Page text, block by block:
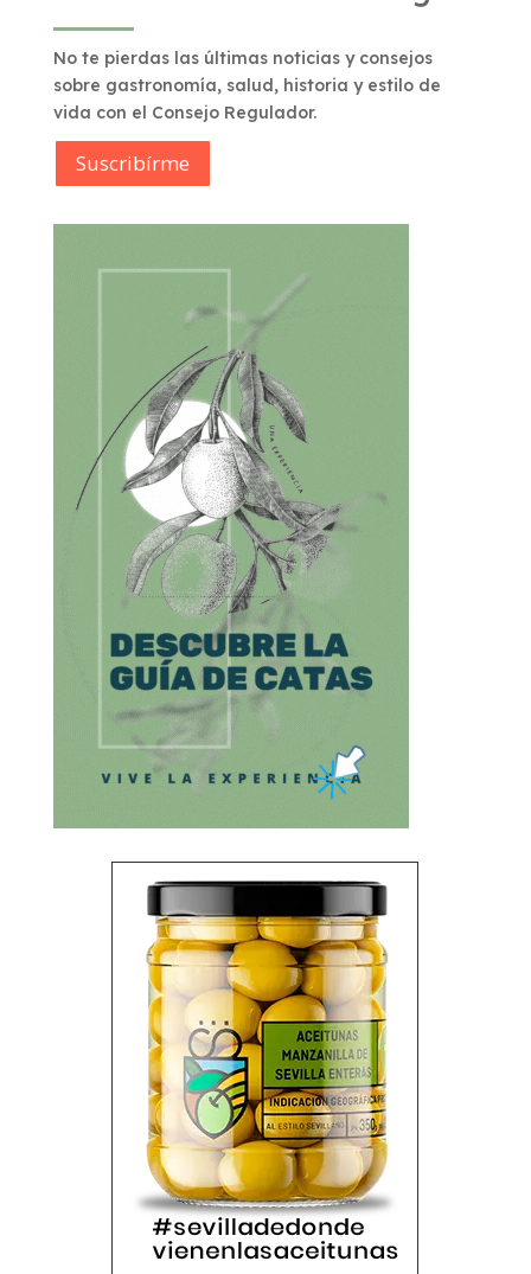
No te pierdas las últimas noticias y consejos
sobre gastronomía, salud, historia y estilo de
vida con el Consejo Regulador.
Suscribírme